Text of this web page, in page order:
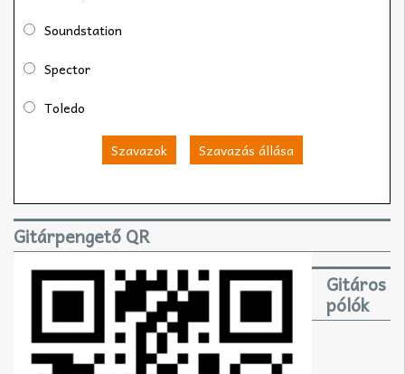
Soundstation
Spector
Toledo
Szavazok Szavazás állása
Gitárpengető QR
Gitáros
pólók